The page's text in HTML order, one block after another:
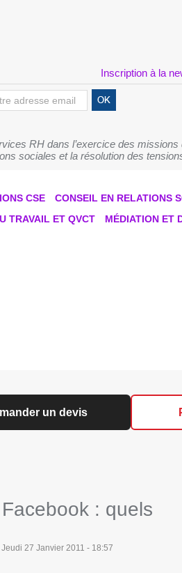
Inscription à la
RH dans l’exercice des
sociales et la résolution des
CSE
CONSEIL EN RELATIONS
TRAVAIL ET QVCT
MÉDIATION ET
un devis
: quels
27 Janvier 2011 - 18:57